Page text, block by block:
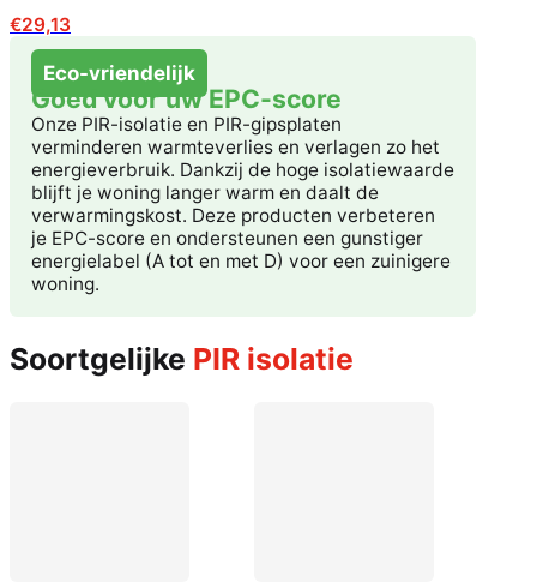
€29,13
Eco-vriendelijk
Goed voor uw EPC-score
Onze PIR-isolatie en PIR-gipsplaten
verminderen warmteverlies en verlagen zo het
energieverbruik. Dankzij de hoge isolatiewaarde
blijft je woning langer warm en daalt de
verwarmingskost. Deze producten verbeteren
je EPC-score en ondersteunen een gunstiger
energielabel (A tot en met D) voor een zuinigere
woning.
Soortgelijke PIR isolatie